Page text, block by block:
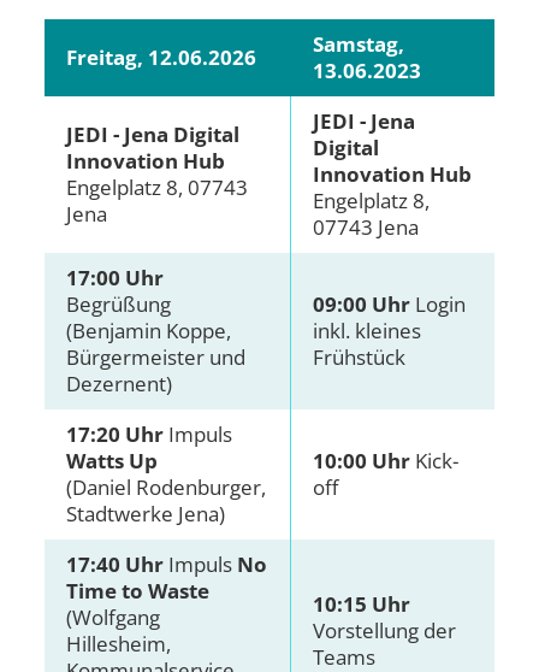
Freitag, 12.06.2026
Samstag,
13.06.2023
JEDI - Jena Digital
Innovation Hub
Engelplatz 8, 07743
Jena
JEDI - Jena
Digital
Innovation Hub
Engelplatz 8,
07743 Jena
17:00 Uhr
Begrüßung
(Benjamin Koppe,
Bürgermeister und
Dezernent)
09:00 Uhr Login
inkl. kleines
Frühstück
17:20 Uhr Impuls
Watts Up
(Daniel Rodenburger,
Stadtwerke Jena)
10:00 Uhr Kick-
off
17:40 Uhr Impuls No
Time to Waste
(Wolfgang
Hillesheim,
10:15 Uhr
Vorstellung der
Teams